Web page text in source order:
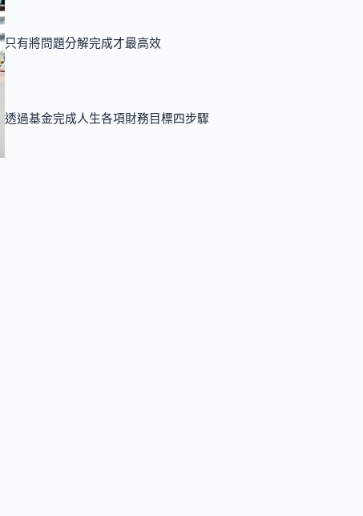
只有將問題分解完成才最高效
透過基金完成人生各項財務目標四步驟